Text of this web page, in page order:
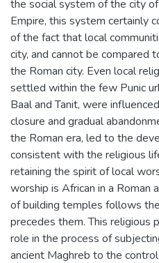
the social system of the city
Empire, this system certainly
of the fact that local
city, and cannot be compared
the Roman city. Even local
settled within the few Punic
Baal and Tanit, were
closure and gradual
the Roman era, led to the
consistent with the religious
retaining the spirit of local
worship is African in a Roman
of building temples follows
precedes them. This religious
role in the process of
ancient Maghreb to the